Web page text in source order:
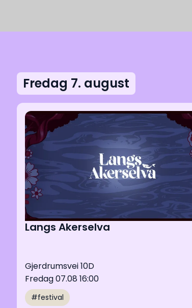
Fredag 7. august
Langs Akerselva
Gjerdrumsvei 10D
Fredag 07.08 16:00
#festival